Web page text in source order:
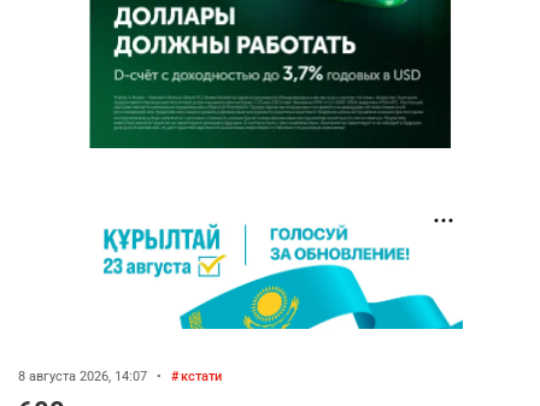
8 августа 2026, 14:07 • кстати